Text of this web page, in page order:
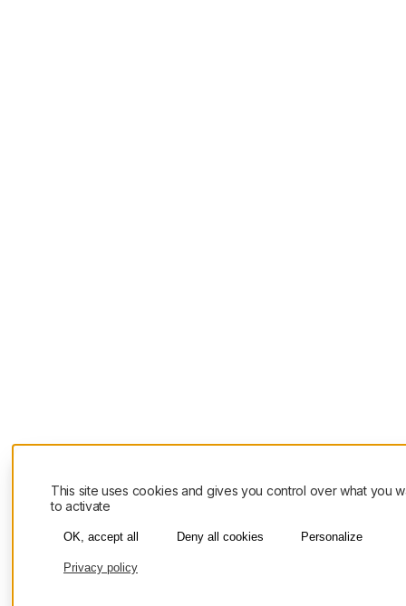
This site uses cookies and gives you control over what you
to activate
OK, accept all Deny all cookies Personalize
Privacy policy